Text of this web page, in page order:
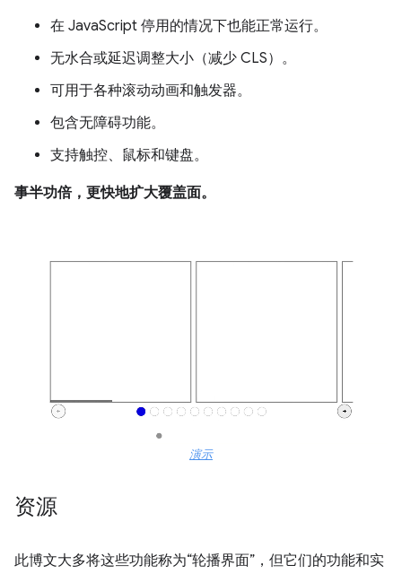
在 JavaScript 停用的情况下也能正常运行。
无水合或延迟调整大小（减少 CLS）。
可用于各种滚动动画和触发器。
包含无障碍功能。
支持触控、鼠标和键盘。
事半功倍，更快地扩大覆盖面。
演示
资源
此博文大多将这些功能称为“轮播界面”，但它们的功能和实